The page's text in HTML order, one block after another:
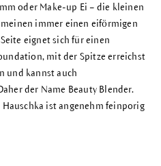
oder Make-up Ei – die kleinen
immer einen eiförmigen
eignet sich für einen
, mit der Spitze erreichst
und kannst auch
der Name Beauty Blender.
Hauschka ist angenehm feinporig